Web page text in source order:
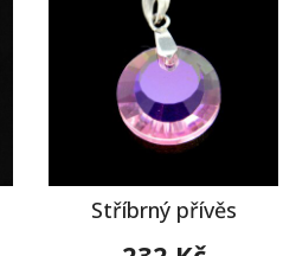
Stříbrný přívěs